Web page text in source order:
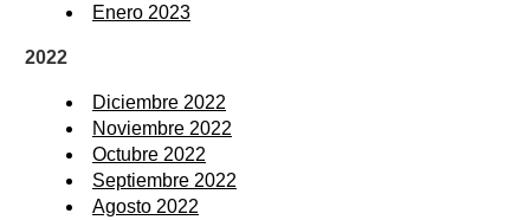
Enero 2023
2022
Diciembre 2022
Noviembre 2022
Octubre 2022
Septiembre 2022
Agosto 2022